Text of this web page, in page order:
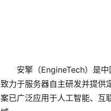
安擎（EngineTech）是
致力于服务器自主研发并提供
案已广泛应用于人工智能、互